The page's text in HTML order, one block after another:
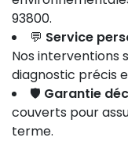
93800.
💬 Service
Nos interventions
diagnostic précis
🛡️ Garantie
couverts pour
terme.